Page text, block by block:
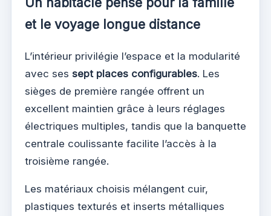
et le voyage longue distance
L’intérieur privilégie l’espace et la modularité
avec ses sept places configurables. Les
sièges de première rangée offrent un
excellent maintien grâce à leurs réglages
électriques multiples, tandis que la banquette
centrale coulissante facilite l’accès à la
troisième rangée.
Les matériaux choisis mélangent cuir,
plastiques texturés et inserts métalliques